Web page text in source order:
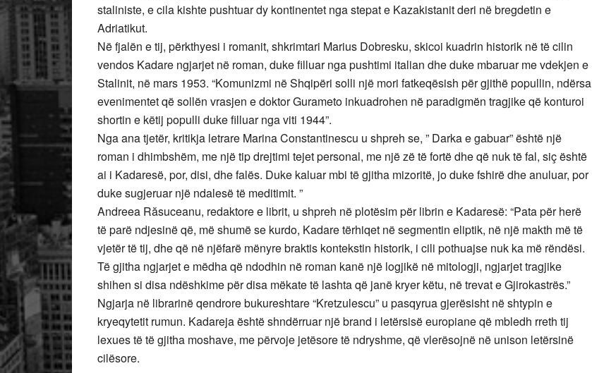
staliniste, e cila kishte pushtuar dy kontinentet nga stepat e Kazakistanit deri në bregdetin e
Adriatikut.
Në fjalën e tij, përkthyesi i romanit, shkrimtari Marius Dobresku, skicoi kuadrin historik në të cilin
vendos Kadare ngjarjet në roman, duke filluar nga pushtimi italian dhe duke mbaruar me vdekjen e
Stalinit, në mars 1953. “Komunizmi në Shqipëri solli një mori fatkeqësish për gjithë popullin, ndërsa
evenimentet që sollën vrasjen e doktor Gurameto inkuadrohen në paradigmën tragjike që konturoi
shortin e këtij populli duke filluar nga viti 1944”.
Nga ana tjetër, kritikja letrare Marina Constantinescu u shpreh se, ” Darka e gabuar” është një
roman i dhimbshëm, me një tip drejtimi tejet personal, me një zë të fortë dhe që nuk të fal, siç është
ai i Kadaresë, por, disi, dhe falës. Duke kaluar mbi të gjitha mizoritë, jo duke fshirë dhe anuluar, por
duke sugjeruar një ndalesë të meditimit. ”
Andreea Răsuceanu, redaktore e librit, u shpreh në plotësim për librin e Kadaresë: “Pata për herë
të parë ndjesinë që, më shumë se kurdo, Kadare tërhiqet në segmentin eliptik, në një makth më të
vjetër të tij, dhe që në njëfarë mënyre braktis kontekstin historik, i cili pothuajse nuk ka më rëndësi.
Të gjitha ngjarjet e mëdha që ndodhin në roman kanë një logjikë në mitologji, ngjarjet tragjike
shihen si disa ndëshkime për disa mëkate të lashta që janë kryer këtu, në trevat e Gjirokastrës.”
Ngjarja në librarinë qendrore bukureshtare “Kretzulescu” u pasqyrua gjerësisht në shtypin e
kryeqytetit rumun. Kadareja është shndërruar një brand i letërsisë europiane që mbledh rreth tij
lexues të të gjitha moshave, me përvoje jetësore të ndryshme, që vlerësojnë në unison letërsinë
cilësore.